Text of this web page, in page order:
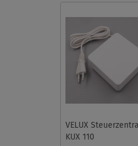
VELUX
KUX 110